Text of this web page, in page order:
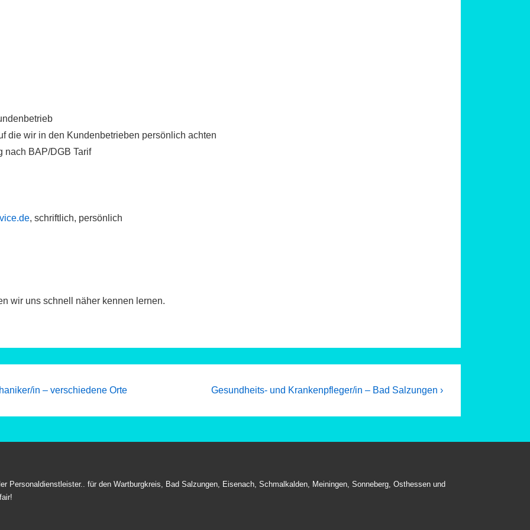
die wir in den Kundenbetrieben persönlich achten
nach BAP/DGB Tarif
, schriftlich, persönlich
wir uns schnell näher kennen lernen.
in – verschiedene Orte
Next
Gesundheits- und Krankenpfleger/in – Bad Salzungen ›
Personaldienstleister.. für den Wartburgkreis, Bad Salzungen, Eisenach, Schmalkalden, Meiningen, Sonneberg, Osthessen und